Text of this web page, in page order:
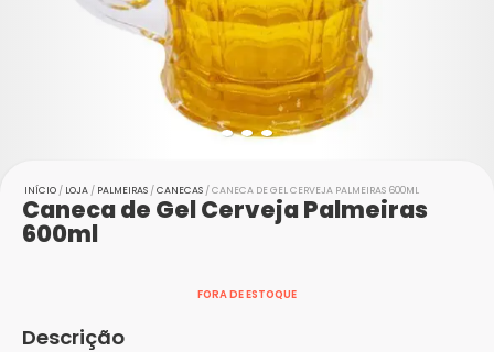
INÍCIO / LOJA / PALMEIRAS /CANECAS / CANECA DE GEL CERVEJA PALMEIRAS 600ML
Caneca de Gel Cerveja Palmeiras
600ml
FORA DE ESTOQUE
Descrição